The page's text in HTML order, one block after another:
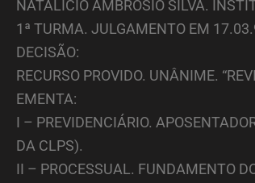
NATALÍCIO AMBRÓSIO SILVA.
1ª TURMA. JULGAMENTO EM
DECISÃO:
RECURSO PROVIDO. UNÂNIME.
EMENTA:
I – PREVIDENCIÁRIO.
DA CLPS).
II – PROCESSUAL. FUNDAMENTO